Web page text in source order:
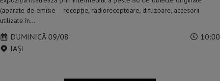
(aparate de emisie – recepție, radioreceptoare, difuzoare, accesorii
utilizate în…
DUMINICĂ 09/08
10:00
IAŞI